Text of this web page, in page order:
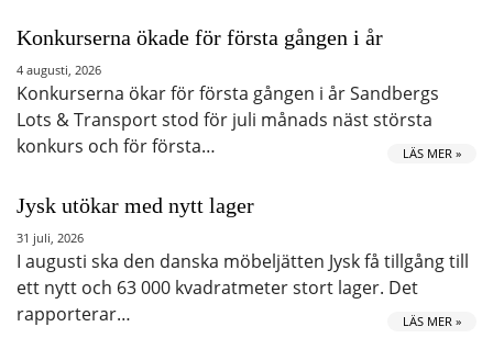
Konkurserna ökade för första gången i år
4 augusti, 2026
Konkurserna ökar för första gången i år Sandbergs
Lots & Transport stod för juli månads näst största
konkurs och för första…
LÄS MER »
Jysk utökar med nytt lager
31 juli, 2026
I augusti ska den danska möbeljätten Jysk få tillgång till
ett nytt och 63 000 kvadratmeter stort lager. Det
rapporterar…
LÄS MER »